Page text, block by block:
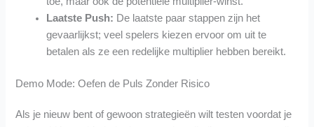
Laatste Push: De laatste paar stappen zijn het
gevaarlijkst; veel spelers kiezen ervoor om uit te
betalen als ze een redelijke multiplier hebben bereikt.
Demo Mode: Oefen de Puls Zonder Risico
Als je nieuw bent of gewoon strategieën wilt testen voordat je